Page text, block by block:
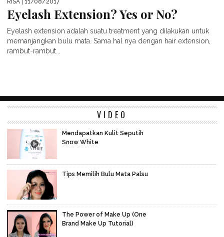
RISA | 11/08/2017
Eyelash Extension? Yes or No?
Eyelash extension adalah suatu treatment yang dilakukan untuk
memanjangkan bulu mata. Sama hal nya dengan hair extension,
rambut-rambut...
VIDEO
Mendapatkan Kulit Seputih
Snow White
Tips Memilih Bulu Mata Palsu
The Power of Make Up (One
Brand Make Up Tutorial)